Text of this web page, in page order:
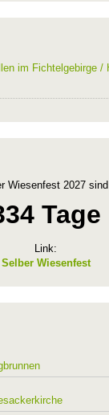
im Fichtelgebirge /
Wiesenfest 2027
Tage
Link:
Selber Wiesenfest